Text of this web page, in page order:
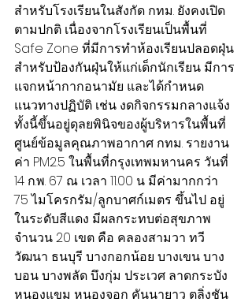
สำหรับโรงเรียนในสังกัด กทม. ยังคงเปิด
ตามปกติ เนื่องจากโรงเรียนเป็นพื้นที่
Safe Zone ที่มีการทำห้องเรียนปลอดฝุ่น
สำหรับป้องกันฝุ่นให้แก่เด็กนักเรียน มีการ
แจกหน้ากากอนามัย และได้กำหนด
แนวทางปฏิบัติ เช่น งดกิจกรรมกลางแจ้ง
ทั้งนี้ขึ้นอยู่ดุลยพินิจของผู้บริหารในพื้นที่
ศูนย์ข้อมูลคุณภาพอากาศ กทม. รายงาน
ค่า PM2.5 ในพื้นที่กรุงเทพมหานคร วันที่
14 ก.พ. 67 ณ เวลา 11.00 น มีค่ามากกว่า
75 ไมโครกรัม/ลูกบาศก์เมตร ขึ้นไป อยู่
ในระดับสีแดง มีผลกระทบต่อสุขภาพ
จำนวน 20 เขต คือ คลองสามวา ทวี
วัฒนา ธนบุรี บางกอกน้อย บางเขน บาง
บอน บางพลัด บึงกุ่ม ประเวศ ลาดกระบัง
หนองแขม หนองจอก คันนายาว ตลิ่งชัน